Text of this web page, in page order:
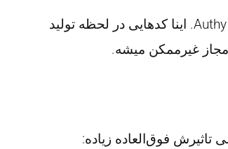
حتما شنیدی از برنامه‌هایی مثل Google Authenticator یا Authy. اینا کدهایی در لحظه تولید
غیرممکن میشه.
تاثیرش فوق‌العاده زیاده: